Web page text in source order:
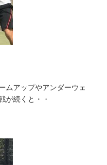
ムアップやアンダーウェ
が続くと・・